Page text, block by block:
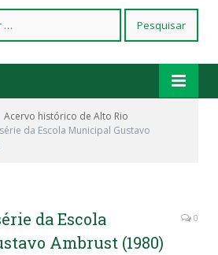
Acervo histórico de Alto Rio
da Escola Municipal Gustavo
da Escola
Ambrust (1980)
0